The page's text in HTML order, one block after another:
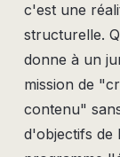
c'est une
structurelle.
donne à un
mission de
contenu"
d'objectifs de